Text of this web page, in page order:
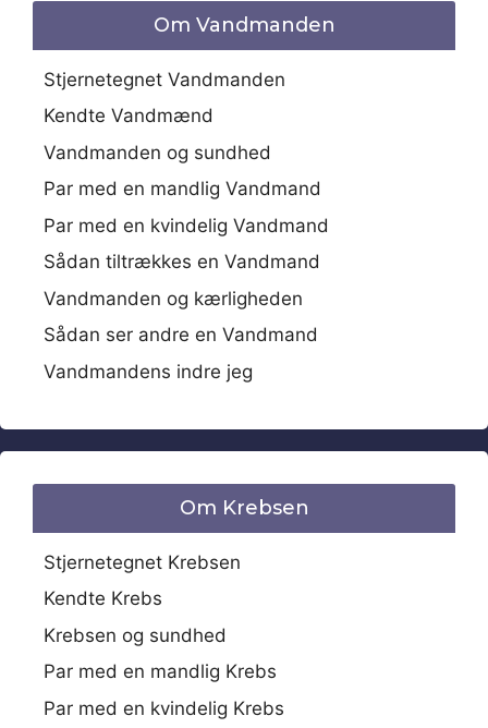
Om Vandmanden
Stjernetegnet Vandmanden
Kendte Vandmænd
Vandmanden og sundhed
Par med en mandlig Vandmand
Par med en kvindelig Vandmand
Sådan tiltrækkes en Vandmand
Vandmanden og kærligheden
Sådan ser andre en Vandmand
Vandmandens indre jeg
Om Krebsen
Stjernetegnet Krebsen
Kendte Krebs
Krebsen og sundhed
Par med en mandlig Krebs
Par med en kvindelig Krebs